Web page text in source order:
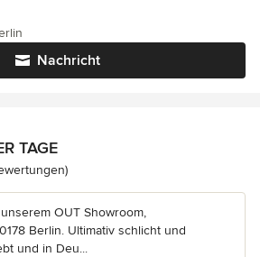
Nachricht
TAGE
5 von 5 Sternen
OUT Showroom,
Berlin. Ultimativ schlicht und
und in Deu...